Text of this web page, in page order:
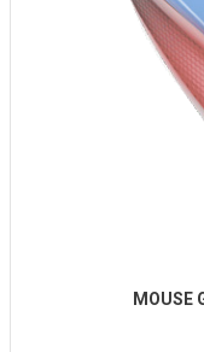
MOUSE